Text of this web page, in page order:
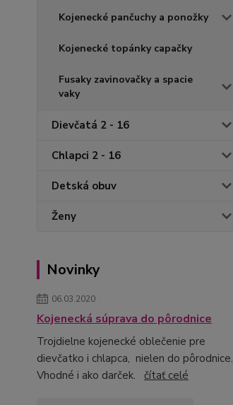
Kojenecké pančuchy a ponožky
Kojenecké topánky capačky
Fusaky zavinovačky a spacie
vaky
Dievčatá 2 - 16
Chlapci 2 - 16
Detská obuv
Ženy
Novinky
06.03.2020
Kojenecká súprava do pôrodnice
Trojdielne kojenecké oblečenie pre
dievčatko i chlapca, nielen do pôrodnice.
Vhodné i ako darček. čítať celé